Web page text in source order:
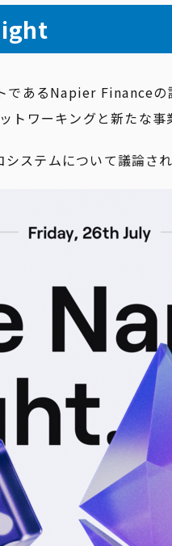
であるNapier Finance
トワーキングと新たな事
ステムについて議論さ